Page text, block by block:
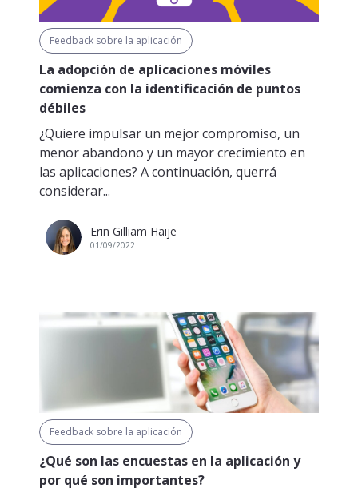
Feedback sobre la aplicación
La adopción de aplicaciones móviles
comienza con la identificación de puntos
débiles
¿Quiere impulsar un mejor compromiso, un
menor abandono y un mayor crecimiento en
las aplicaciones? A continuación, querrá
considerar...
Erin Gilliam Haije
01/09/2022
Feedback sobre la aplicación
¿Qué son las encuestas en la aplicación y
por qué son importantes?